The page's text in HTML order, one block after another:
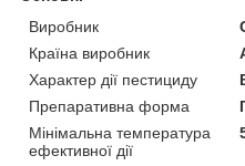
Виробник
Країна виробник
Характер дії пестициду
Препаративна форма
Мінімальна температура
ефективної дії